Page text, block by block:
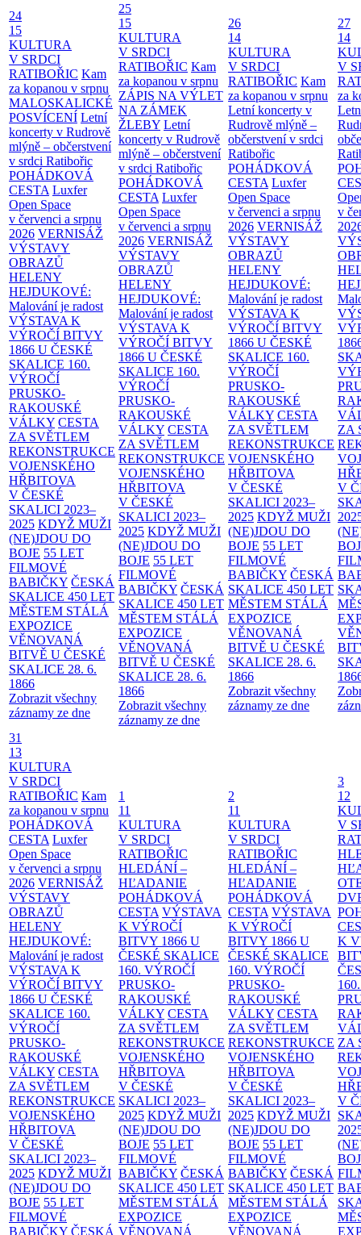
24
15
KULTURA
V SRDCI
RATIBOŘIC Kam
za kopanou v srpnu
MALOSKALICKÉ
POSVÍCENÍ Letní
koncerty v Rudrově
mlýně – občerstvení
v srdci Ratibořic
POHÁDKOVÁ
CESTA Luxfer
Open Space
v červenci a srpnu
2026 VERNISÁŽ
VÝSTAVY
OBRAZŮ
HELENY
HEJDUKOVÉ:
Malování je radost
VÝSTAVA K
VÝROČÍ BITVY
1866 U ČESKÉ
SKALICE 160.
VÝROČÍ
PRUSKO-
RAKOUSKÉ
VÁLKY CESTA
ZA SVĚTLEM
REKONSTRUKCE
VOJENSKÉHO
HŘBITOVA
V ČESKÉ
SKALICI 2023–
2025 KDYŽ MUŽI
(NE)JDOU DO
BOJE 55 LET
FILMOVÉ
BABIČKY ČESKÁ
SKALICE 450 LET
MĚSTEM STÁLÁ
EXPOZICE
VĚNOVANÁ
BITVĚ U ČESKÉ
SKALICE 28. 6.
1866
Zobrazit všechny
záznamy ze dne
25
15
KULTURA
V SRDCI
RATIBOŘIC Kam
za kopanou v srpnu
ZÁPIS NA VÝLET
NA ZÁMEK
ŽLEBY Letní
koncerty v Rudrově
mlýně – občerstvení
v srdci Ratibořic
POHÁDKOVÁ
CESTA Luxfer
Open Space
v červenci a srpnu
2026 VERNISÁŽ
VÝSTAVY
OBRAZŮ
HELENY
HEJDUKOVÉ:
Malování je radost
VÝSTAVA K
VÝROČÍ BITVY
1866 U ČESKÉ
SKALICE 160.
VÝROČÍ
PRUSKO-
RAKOUSKÉ
VÁLKY CESTA
ZA SVĚTLEM
REKONSTRUKCE
VOJENSKÉHO
HŘBITOVA
V ČESKÉ
SKALICI 2023–
2025 KDYŽ MUŽI
(NE)JDOU DO
BOJE 55 LET
FILMOVÉ
BABIČKY ČESKÁ
SKALICE 450 LET
MĚSTEM STÁLÁ
EXPOZICE
VĚNOVANÁ
BITVĚ U ČESKÉ
SKALICE 28. 6.
1866
Zobrazit všechny
záznamy ze dne
26
14
KULTURA
V SRDCI
RATIBOŘIC Kam
za kopanou v srpnu
Letní koncerty v
Rudrově mlýně –
občerstvení v srdci
Ratibořic
POHÁDKOVÁ
CESTA Luxfer
Open Space
v červenci a srpnu
2026 VERNISÁŽ
VÝSTAVY
OBRAZŮ
HELENY
HEJDUKOVÉ:
Malování je radost
VÝSTAVA K
VÝROČÍ BITVY
1866 U ČESKÉ
SKALICE 160.
VÝROČÍ
PRUSKO-
RAKOUSKÉ
VÁLKY CESTA
ZA SVĚTLEM
REKONSTRUKCE
VOJENSKÉHO
HŘBITOVA
V ČESKÉ
SKALICI 2023–
2025 KDYŽ MUŽI
(NE)JDOU DO
BOJE 55 LET
FILMOVÉ
BABIČKY ČESKÁ
SKALICE 450 LET
MĚSTEM STÁLÁ
EXPOZICE
VĚNOVANÁ
BITVĚ U ČESKÉ
SKALICE 28. 6.
1866
Zobrazit všechny
záznamy ze dne
27
14
V
za
v
ZA
V
31
13
KULTURA
V SRDCI
RATIBOŘIC Kam
za kopanou v srpnu
POHÁDKOVÁ
CESTA Luxfer
Open Space
v červenci a srpnu
2026 VERNISÁŽ
VÝSTAVY
OBRAZŮ
HELENY
HEJDUKOVÉ:
Malování je radost
VÝSTAVA K
VÝROČÍ BITVY
1866 U ČESKÉ
SKALICE 160.
VÝROČÍ
PRUSKO-
RAKOUSKÉ
VÁLKY CESTA
ZA SVĚTLEM
REKONSTRUKCE
VOJENSKÉHO
HŘBITOVA
V ČESKÉ
SKALICI 2023–
2025 KDYŽ MUŽI
(NE)JDOU DO
BOJE 55 LET
FILMOVÉ
BABIČKY ČESKÁ
1
11
KULTURA
V SRDCI
RATIBOŘIC
HLEDÁNÍ –
HĽADANIE
POHÁDKOVÁ
CESTA VÝSTAVA
K VÝROČÍ
BITVY 1866 U
ČESKÉ SKALICE
160. VÝROČÍ
PRUSKO-
RAKOUSKÉ
VÁLKY CESTA
ZA SVĚTLEM
REKONSTRUKCE
VOJENSKÉHO
HŘBITOVA
V ČESKÉ
SKALICI 2023–
2025 KDYŽ MUŽI
(NE)JDOU DO
BOJE 55 LET
FILMOVÉ
BABIČKY ČESKÁ
SKALICE 450 LET
MĚSTEM STÁLÁ
EXPOZICE
VĚNOVANÁ
2
11
KULTURA
V SRDCI
RATIBOŘIC
HLEDÁNÍ –
HĽADANIE
POHÁDKOVÁ
CESTA VÝSTAVA
K VÝROČÍ
BITVY 1866 U
ČESKÉ SKALICE
160. VÝROČÍ
PRUSKO-
RAKOUSKÉ
VÁLKY CESTA
ZA SVĚTLEM
REKONSTRUKCE
VOJENSKÉHO
HŘBITOVA
V ČESKÉ
SKALICI 2023–
2025 KDYŽ MUŽI
(NE)JDOU DO
BOJE 55 LET
FILMOVÉ
BABIČKY ČESKÁ
SKALICE 450 LET
MĚSTEM STÁLÁ
EXPOZICE
VĚNOVANÁ
3
12
V
K
ZA
V